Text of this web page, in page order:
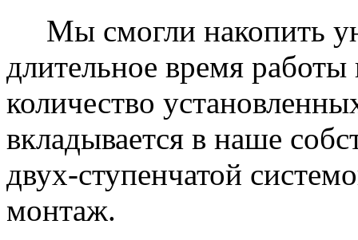
Мы смогли накопить
длительное время
количество
вкладывается в наше
двух-ступенчатой
монтаж.